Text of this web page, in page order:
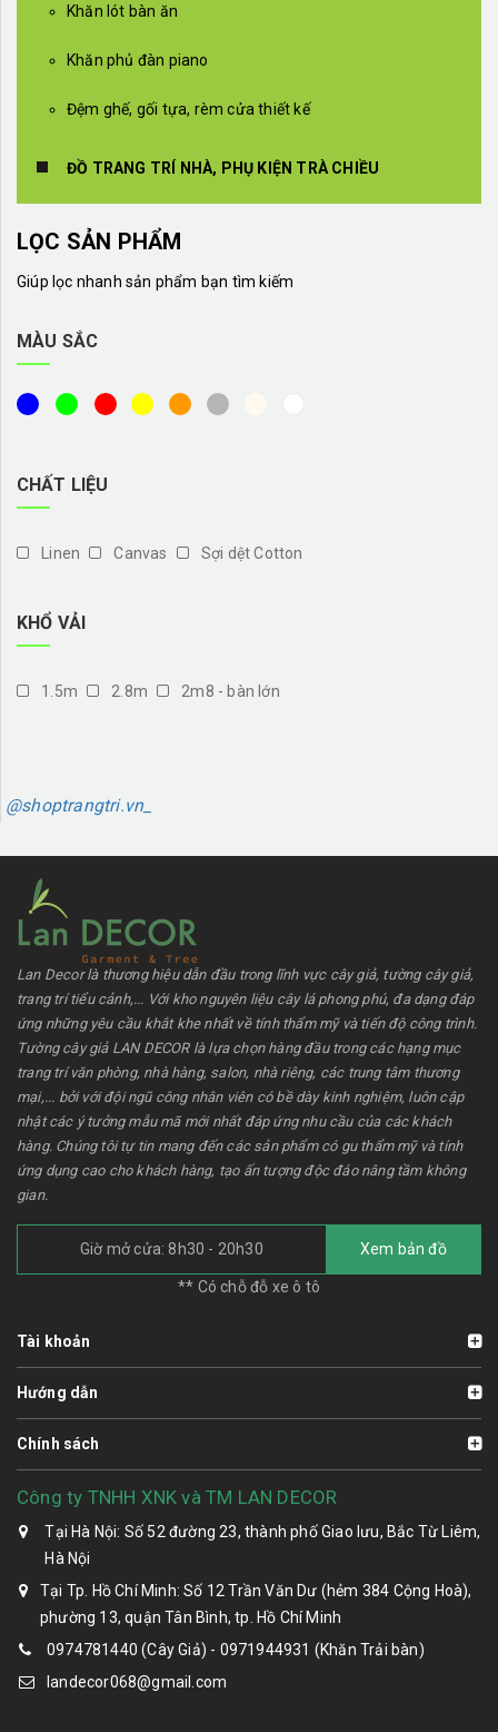
Khăn lót bàn ăn
Khăn phủ đàn piano
Đệm ghế, gối tựa, rèm cửa thiết kế
ĐỒ TRANG TRÍ NHÀ, PHỤ KIỆN TRÀ CHIỀU
LỌC SẢN PHẨM
Giúp lọc nhanh sản phẩm bạn tìm kiếm
MÀU SẮC
CHẤT LIỆU
Linen Canvas Sợi dệt Cotton
KHỔ VẢI
1.5m 2.8m 2m8 - bàn lớn
@shoptrangtri.vn_
Lan Decor là thương hiệu dẫn đầu trong lĩnh vực cây giả, tường cây giả,
trang trí tiểu cảnh,... Với kho nguyên liệu cây lá phong phú, đa dạng đáp
ứng những yêu cầu khắt khe nhất về tính thẩm mỹ và tiến độ công trình.
Tường cây giả LAN DECOR là lựa chọn hàng đầu trong các hạng mục
trang trí văn phòng, nhà hàng, salon, nhà riêng, các trung tâm thương
mại,... bởi với đội ngũ công nhân viên có bề dày kinh nghiệm, luôn cập
nhật các ý tưởng mẫu mã mới nhất đáp ứng nhu cầu của các khách
hàng. Chúng tôi tự tin mang đến các sản phẩm có gu thẩm mỹ và tính
ứng dụng cao cho khách hàng, tạo ấn tượng độc đáo nâng tầm không
gian.
Giờ mở cửa: 8h30 - 20h30 Xem bản đồ
** Có chỗ đỗ xe ô tô
Tài khoản
Hướng dẫn
Chính sách
Công ty TNHH XNK và TM LAN DECOR
Tại Hà Nội: Số 52 đường 23, thành phố Giao lưu, Bắc Từ Liêm,
Hà Nội
Tại Tp. Hồ Chí Minh: Số 12 Trần Văn Dư (hẻm 384 Cộng Hoà),
phường 13, quận Tân Bình, tp. Hồ Chí Minh
0974781440 (Cây Giả) - 0971944931 (Khăn Trải bàn)
landecor068@gmail.com